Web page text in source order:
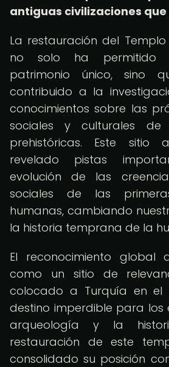
antiguas civilizaciones
La restauración del
no solo ha permitido
patrimonio único, sino
contribuido a la
conocimientos sobre las
sociales y culturales de
prehistóricas. Este sitio
revelado pistas
evolución de las
sociales de las
humanas, cambiando
la historia temprana de la
El reconocimiento global
como un sitio de
colocado a Turquía en
destino imperdible para los
arqueología y la
restauración de este
consolidado su posición